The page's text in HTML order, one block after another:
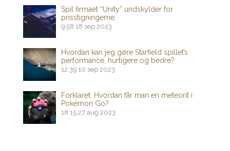
Spil firmaet “Unity” undskylder for
prisstigningerne.
9:58 18 sep 2023
Hvordan kan jeg gøre Starfield spillet’s
performance, hurtigere og bedre?
12:39 10 sep 2023
Forklaret: Hvordan får man en meteorit i
Pokémon Go?
18:15 27 aug 2023